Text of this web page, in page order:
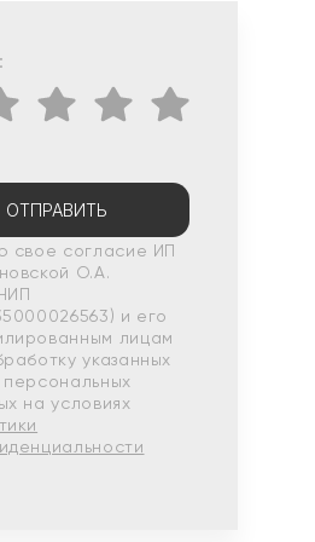
ОТПРАВИТЬ
свое согласие ИП
О.А.
и его
лицам
указанных
на условиях